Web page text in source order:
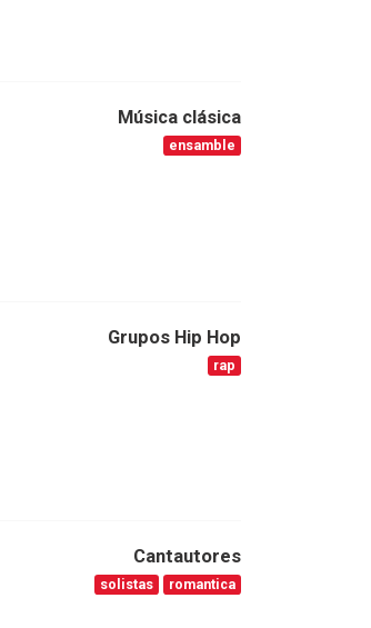
Música clásica
ensamble
Grupos Hip Hop
rap
Cantautores
solistas romantica